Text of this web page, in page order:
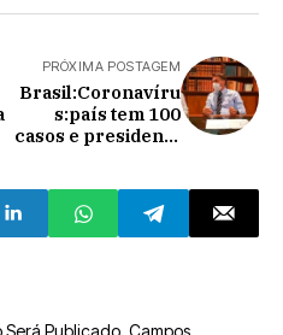
PRÓXIMA POSTAGEM
Brasil:Coronavíru
s:país tem 100
casos e presidente
Será Publicado. Campos